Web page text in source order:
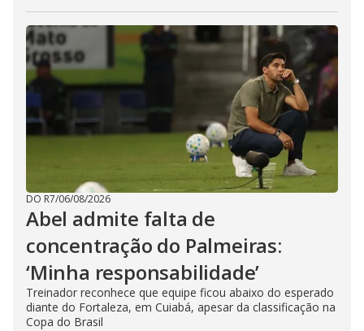
DO R7/06/08/2026
Abel admite falta de
concentração do Palmeiras:
‘Minha responsabilidade’
Treinador reconhece que equipe ficou abaixo do esperado
diante do Fortaleza, em Cuiabá, apesar da classificação na
Copa do Brasil